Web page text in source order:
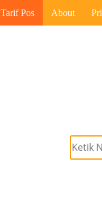
Tarif Pos About